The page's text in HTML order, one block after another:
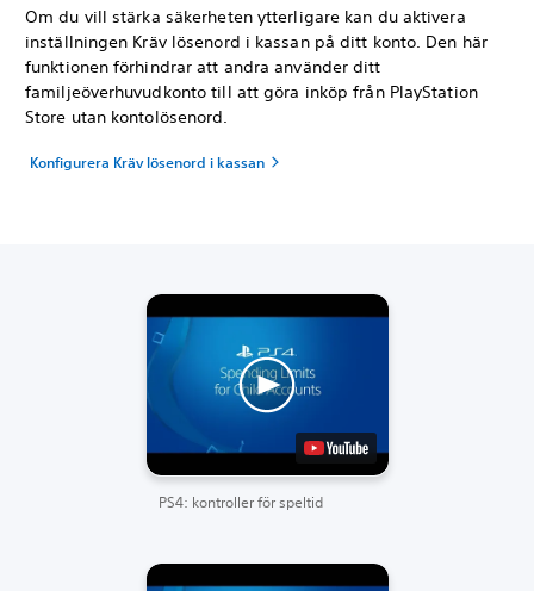
Om du vill stärka säkerheten ytterligare kan du aktivera
inställningen Kräv lösenord i kassan på ditt konto. Den här
funktionen förhindrar att andra använder ditt
familjeöverhuvudkonto till att göra inköp från PlayStation
Store utan kontolösenord.
Konfigurera Kräv lösenord i kassan
PS4: kontroller för speltid